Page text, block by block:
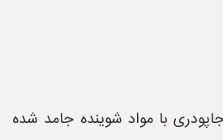
با مواد شوینده جامد شده